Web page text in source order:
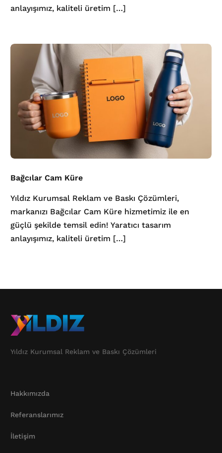
anlayışımız, kaliteli üretim […]
Bağcılar Cam Küre
Yıldız Kurumsal Reklam ve Baskı Çözümleri,
markanızı Bağcılar Cam Küre hizmetimiz ile en
güçlü şekilde temsil edin! Yaratıcı tasarım
anlayışımız, kaliteli üretim […]
Yıldız Kurumsal Reklam ve Baskı Çözümleri
Hakkımızda
Referanslarımız
İletişim